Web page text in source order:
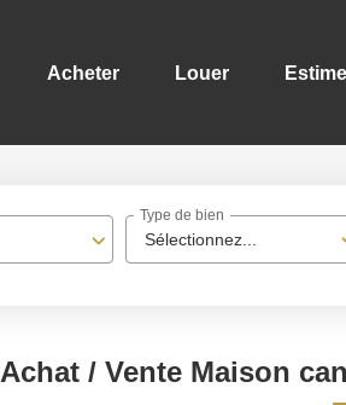
Acheter Louer
Sélectionnez...
Type de bien
Achat / Vente Maison